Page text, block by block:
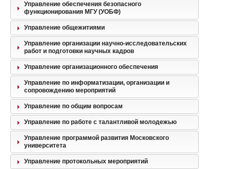
Управление обеспечения безопасного
функционирования МГУ (УОБФ)
Управление общежитиями
Управление организации научно-исследовательских
работ и подготовки научных кадров
Управление организационного обеспечения
Управление по информатизации, организации и
сопровождению мероприятий
Управление по общим вопросам
Управление по работе с талантливой молодежью
Управление программой развития Московского
университета
Управление протокольных мероприятий